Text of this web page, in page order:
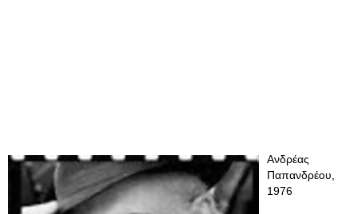
Ανδρέας
Παπανδρέου,
1976